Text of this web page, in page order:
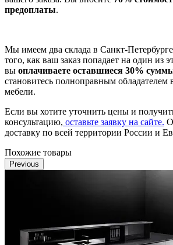
предоплаты.
Мы имеем два склада в Санкт-
того, как ваш заказ попадает на один из
вы оплачиваете оставшиеся 30%
становитесь полноправным обладателем
мебели.
Если вы хотите уточнить цены и
консультацию, оставьте заявку на сайте.
доставку по всей территории России и
Похожие товары
Previous